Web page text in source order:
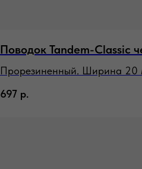
Поводок Tandem-Classic
Прорезиненный. Ширина 20
697 р.